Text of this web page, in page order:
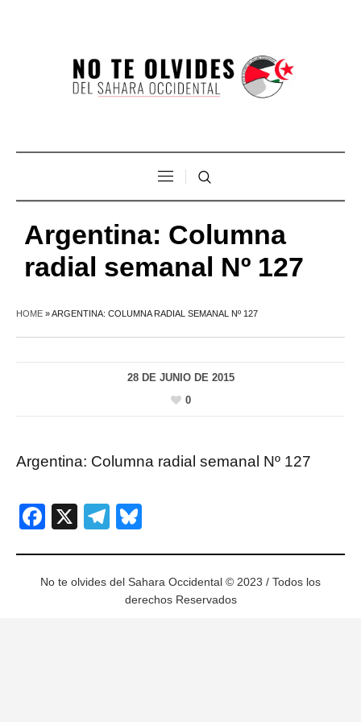
Argentina: Columna
radial semanal Nº 127
HOME »ARGENTINA: COLUMNA RADIAL SEMANAL Nº 127
28 DE JUNIO DE 2015
0
Argentina: Columna radial semanal Nº 127
Facebook
X Telegram
No te olvides del Sahara Occidental © 2023 / Todos los
derechos Reservados